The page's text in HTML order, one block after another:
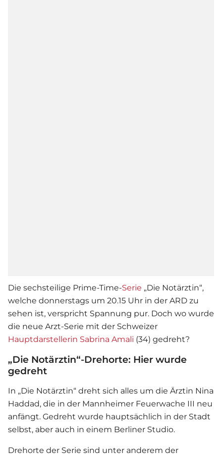
Die sechsteilige Prime-Time-Serie „Die Notärztin“,
welche donnerstags um 20.15 Uhr in der ARD zu
sehen ist, verspricht Spannung pur. Doch wo wurde
die neue Arzt-Serie mit der Schweizer
Hauptdarstellerin Sabrina Amali (34) gedreht?
„Die Notärztin“-Drehorte: Hier wurde
gedreht
In „Die Notärztin“ dreht sich alles um die Ärztin Nina
Haddad, die in der Mannheimer Feuerwache III neu
anfängt. Gedreht wurde hauptsächlich in der Stadt
selbst, aber auch in einem Berliner Studio.
Drehorte der Serie sind unter anderem der